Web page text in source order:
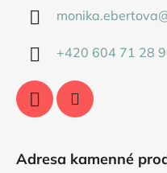
monika.ebertova
+420 604 71 28
Adresa kamenné